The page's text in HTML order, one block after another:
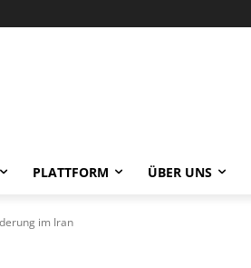
PLATTFORM ÜBER UNS
im Iran